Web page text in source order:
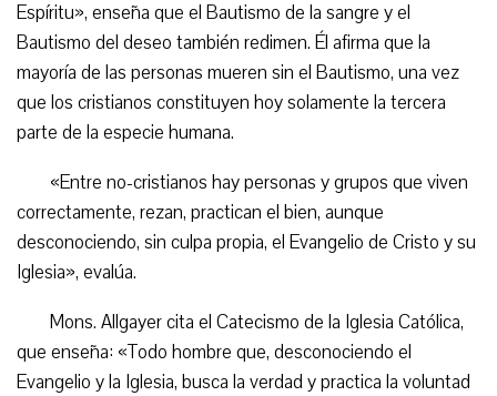
Espíritu», enseña que el Bautismo de la sangre y el
Bautismo del deseo también redimen. Él afirma que la
mayoría de las personas mueren sin el Bautismo, una vez
que los cristianos constituyen hoy solamente la tercera
parte de la especie humana.
«Entre no-cristianos hay personas y grupos que viven
correctamente, rezan, practican el bien, aunque
desconociendo, sin culpa propia, el Evangelio de Cristo y su
Iglesia», evalúa.
Mons. Allgayer cita el Catecismo de la Iglesia Católica,
que enseña: «Todo hombre que, desconociendo el
Evangelio y la Iglesia, busca la verdad y practica la voluntad